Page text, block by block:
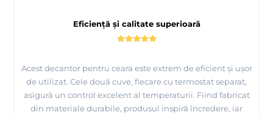
Eficiență și calitate superioară
Acest decantor pentru ceara este extrem de eficient și ușor
de utilizat. Cele două cuve, fiecare cu termostat separat,
asigură un control excelent al temperaturii. Fiind fabricat
din materiale durabile, produsul inspiră încredere, iar